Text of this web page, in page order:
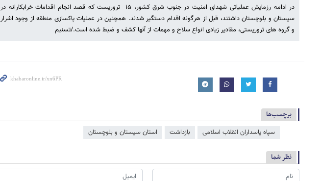
در ادامه رزمایش عملیاتی شهدای امنیت در جنوب شرق کشور، ۱۵ تروریست که قصد انجام اقدامات خرابکارانه در
سیستان و بلوچستان داشتند، قبل از هرگونه اقدام دستگیر شدند. همچنین در عملیات پاکسازی منطقه از وجود اشرار
و گروه های تروریستی، مقادیر زیادی انواع سلاح و مهمات از آنها کشف و ضبط شده است./تسنیم
برچسب‌ها
سپاه پاسداران انقلاب اسلامی بازداشت استان سیستان و بلوچستان
نظر شما